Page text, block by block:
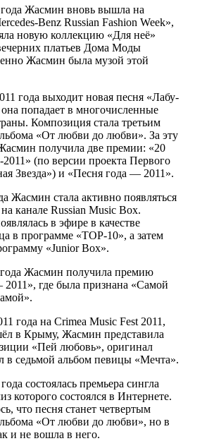
года Жасмин вновь вышла на
Benz Russian Fashion Week»,
новую коллекцию «Для неё»
платьев Дома Моды
Жасмин была музой этой
года выходит новая песня «Лабу-
она попадает в многочисленные
Композиция стала третьим
«От любви до любви». За эту
получила две премии: «20
(по версии проекта Первого
Звезда») и «Песня года — 2011».
Жасмин стала активно появляться
канале Russian Music Box.
в эфире в качестве
в программе «ТОР-10», а затем
«Junior Box».
Жасмин получила премию
где была признана «Самой
года на Crimea Music Fest 2011,
в Крыму, Жасмин представила
«Пей любовь», оригинал
в седьмой альбом певицы «Мечта».
состоялась премьера сингла
которого состоялся в Интернете.
что песня станет четвертым
«От любви до любви», но в
и не вошла в него.